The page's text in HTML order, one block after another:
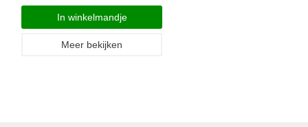
In winkelmandje
Meer bekijken